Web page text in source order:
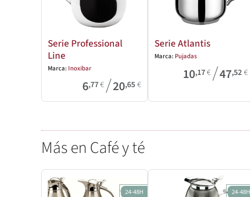
Serie Professional
Line
Marca: Inoxibar
6,77€/20,65€
Serie Atlantis
Marca: Pujadas
10,17€/47,52€
Más en Café y té
24-48H 24-48H